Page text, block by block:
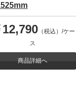
12,790（税込）/ケー
ス
商品詳細へ